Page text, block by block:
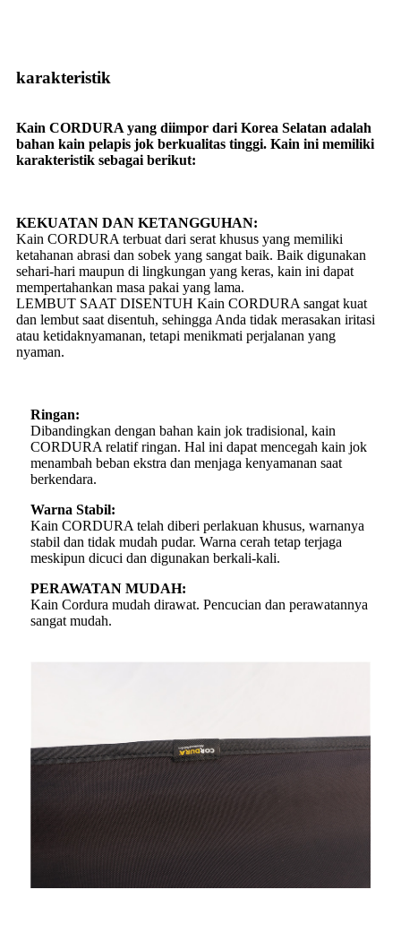
karakteristik
Kain CORDURA yang diimpor dari Korea Selatan adalah
bahan kain pelapis jok berkualitas tinggi. Kain ini memiliki
karakteristik sebagai berikut:
KEKUATAN DAN KETANGGUHAN:
Kain CORDURA terbuat dari serat khusus yang memiliki
ketahanan abrasi dan sobek yang sangat baik. Baik digunakan
sehari-hari maupun di lingkungan yang keras, kain ini dapat
mempertahankan masa pakai yang lama.
LEMBUT SAAT DISENTUH Kain CORDURA sangat kuat
dan lembut saat disentuh, sehingga Anda tidak merasakan iritasi
atau ketidaknyamanan, tetapi menikmati perjalanan yang
nyaman.
Ringan:
Dibandingkan dengan bahan kain jok tradisional, kain
CORDURA relatif ringan. Hal ini dapat mencegah kain jok
menambah beban ekstra dan menjaga kenyamanan saat
berkendara.
Warna Stabil:
Kain CORDURA telah diberi perlakuan khusus, warnanya
stabil dan tidak mudah pudar. Warna cerah tetap terjaga
meskipun dicuci dan digunakan berkali-kali.
PERAWATAN MUDAH:
Kain Cordura mudah dirawat. Pencucian dan perawatannya
sangat mudah.